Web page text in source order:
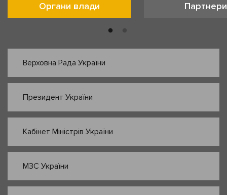
Органи влади Партнери
Верховна Рада України
Президент України
Кабінет Міністрів України
МЗС України